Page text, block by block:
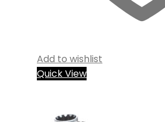
Add to wishlist
Quick View